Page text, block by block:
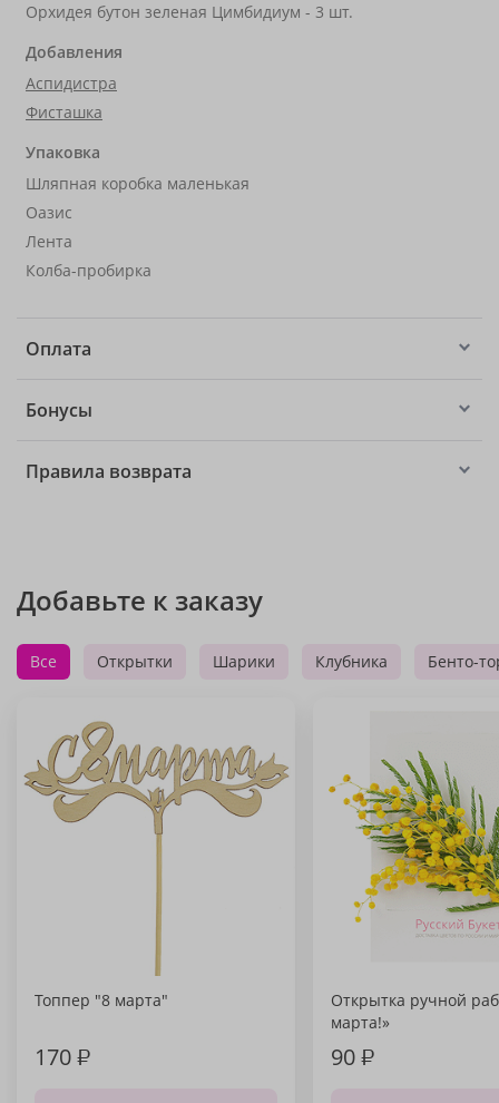
Орхидея бутон зеленая Цимбидиум - 3 шт.
Добавления
Аспидистра
Фисташка
Упаковка
Шляпная коробка маленькая
Оазис
Лента
Колба-пробирка
Оплата
Бонусы
Правила возврата
Добавьте к заказу
Все Открытки Шарики Клубника Бенто-
Топпер "8 марта"
170₽
Открытка ручной
марта!»
90₽